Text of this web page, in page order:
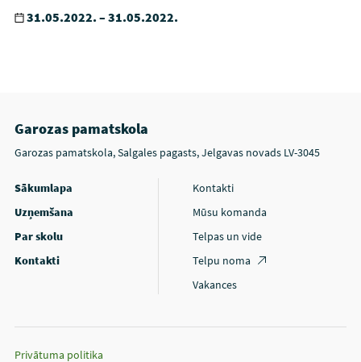
31.05.2022. – 31.05.2022.
Garozas pamatskola
Garozas pamatskola, Salgales pagasts, Jelgavas novads LV-3045
Sākumlapa
Uzņemšana
Par skolu
Kontakti
Kontakti
Mūsu komanda
Telpas un vide
Telpu noma
Vakances
Privātuma politika